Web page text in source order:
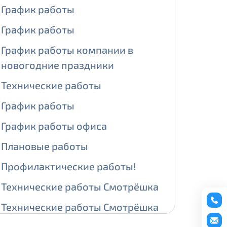
График работы
График работы
График работы компании в
новогодние праздники
Технические работы
График работы
График работы офиса
Плановые работы
Профилактические работы!
Технические работы Смотрёшка
Технические работы Смотрёшка
обработки персональных
обработки персональных
выделение публичного IP
IP адрес -
реквизитов.
услуги.
в течение трех календарных